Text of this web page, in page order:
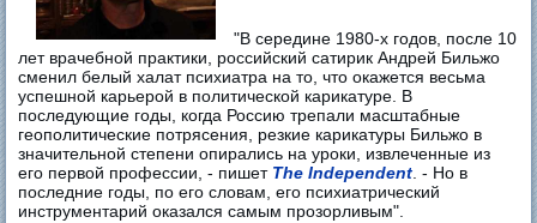
"В середине 1980-х годов, после 10
лет врачебной практики, российский сатирик Андрей Бильжо
сменил белый халат психиатра на то, что окажется весьма
успешной карьерой в политической карикатуре. В
последующие годы, когда Россию трепали масштабные
геополитические потрясения, резкие карикатуры Бильжо в
значительной степени опирались на уроки, извлеченные из
его первой профессии, - пишет The Independent . - Но в
последние годы, по его словам, его психиатрический
инструментарий оказался самым прозорливым".